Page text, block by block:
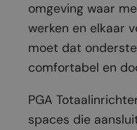
omgeving waar
werken en elkaar
moet dat
comfortabel en
PGA
spaces die